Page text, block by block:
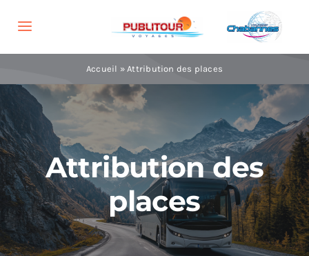
Toggle
Navigation
Brochures
Groupes
Agences
Informations
Accueil »Attribution des places
Attribution des
places